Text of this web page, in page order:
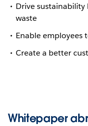
Drive
waste
Enable employees
Create a better
Whitepaper